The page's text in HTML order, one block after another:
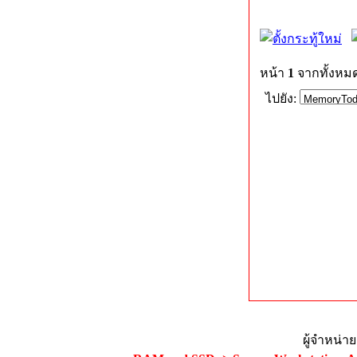
หน้า 1 จากทั้งห
ไปยัง:
ผู้จำหน่าย